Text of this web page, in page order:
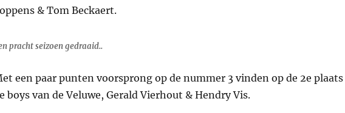
& Tom Beckaert.
pracht seizoen gedraaid..
een paar punten voorsprong op de nummer 3 vinden op de 2e plaats
boys van de Veluwe, Gerald Vierhout & Hendry Vis.